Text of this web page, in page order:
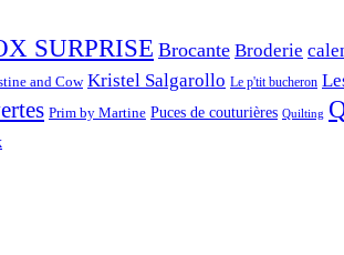
SURPRISE Brocante Broderie
and Cow Kristel Salgarollo Le p'tit bucheron
Prim by Martine Puces de couturières Quilting